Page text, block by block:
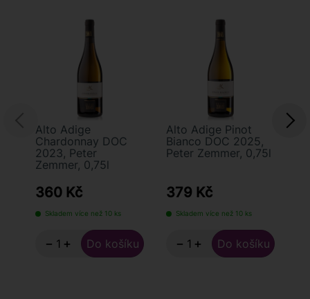
Alto Adige
Chardonnay DOC
2023, Peter
Zemmer, 0,75l
360 Kč
Skladem více než 10 ks
− +
Alto Adige Pinot
Bianco DOC 2025,
Peter Zemmer, 0,75l
379 Kč
Skladem více než 10 ks
− +